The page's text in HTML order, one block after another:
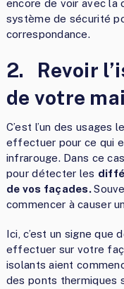
encore de voir avec la
système de sécurité
correspondance.
2. Revoir
de votre
C’est l’un des usages
effectuer pour ce qui
infrarouge. Dans ce
pour détecter les
de vos façades.
commencer à causer
Ici, c’est un signe que
effectuer sur votre
isolants aient
des ponts thermiques